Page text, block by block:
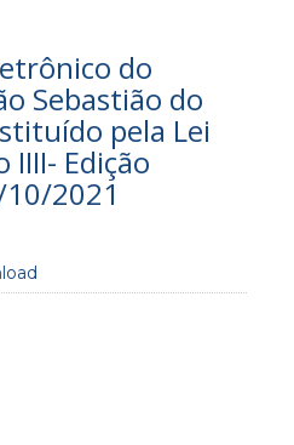
do
Sebastião do
pela Lei
IIII- Edição
2021